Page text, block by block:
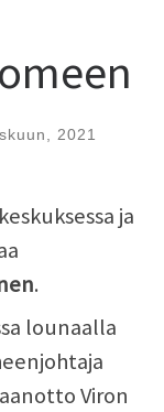
2021
ja
.
lounaalla
Viron